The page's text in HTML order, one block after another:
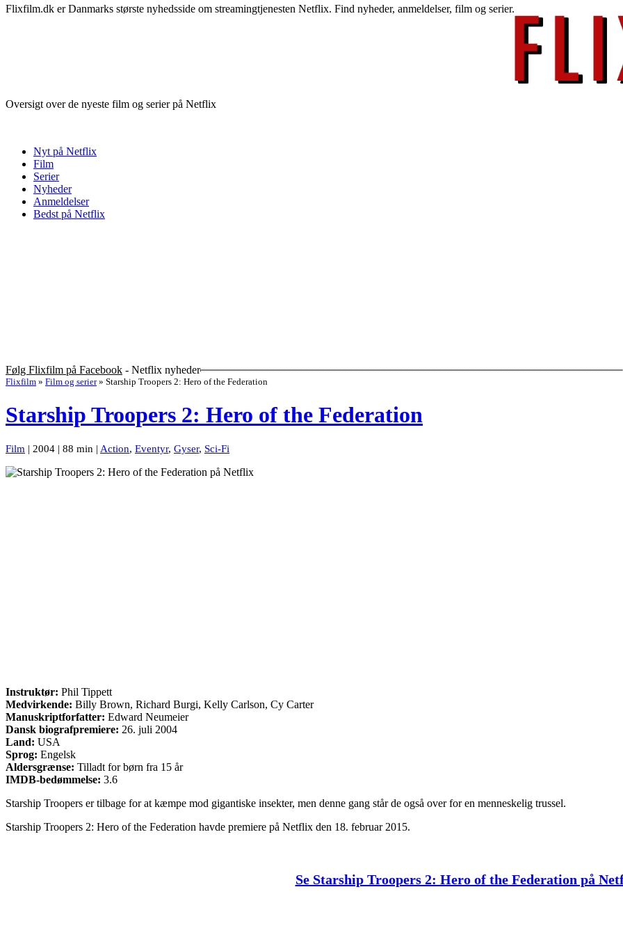
Flixfilm.dk er Danmarks største nyhedsside om streamingtjenesten Netflix. Find nyheder, anmeldelser, film og serier.
Oversigt over de nyeste film og serier på Netflix
Nyt på Netflix
Film
Serier
Nyheder
Anmeldelser
Bedst på Netflix
Følg Flixfilm på Facebook - Netflix nyheder
Flixfilm » Film og serier » Starship Troopers 2: Hero of the Federation
Starship Troopers 2: Hero of the Federation
Film | 2004 | 88 min | Action, Eventyr, Gyser, Sci-Fi
Instruktør: Phil Tippett
Medvirkende: Billy Brown, Richard Burgi, Kelly Carlson, Cy Carter
Manuskriptforfatter: Edward Neumeier
Dansk biografpremiere: 26. juli 2004
Land: USA
Sprog: Engelsk
Aldersgrænse: Tilladt for børn fra 15 år
IMDB-bedømmelse: 3.6
Starship Troopers er tilbage for at kæmpe mod gigantiske insekter, men denne gang står de også over for en menneskelig trussel.
Starship Troopers 2: Hero of the Federation havde premiere på Netflix den 18. februar 2015.
Se Starship Troopers 2: Hero of the Federation på